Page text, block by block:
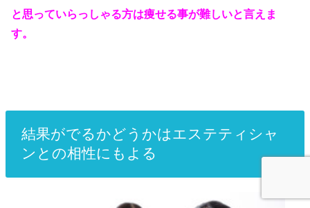
と思っていらっしゃる方は痩せる事が難しいと言えま
す。
結果がでるかどうかはエステティシャ
ンとの相性にもよる